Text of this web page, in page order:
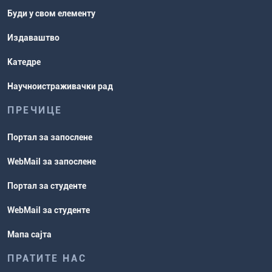
Буди у свом елементу
Издаваштво
Катедре
Научноистраживачки рад
ПРЕЧИЦЕ
Портал за запослене
WebMail за запослене
Портал за студенте
WebMail за студенте
Мапа сајта
ПРАТИТЕ НАС